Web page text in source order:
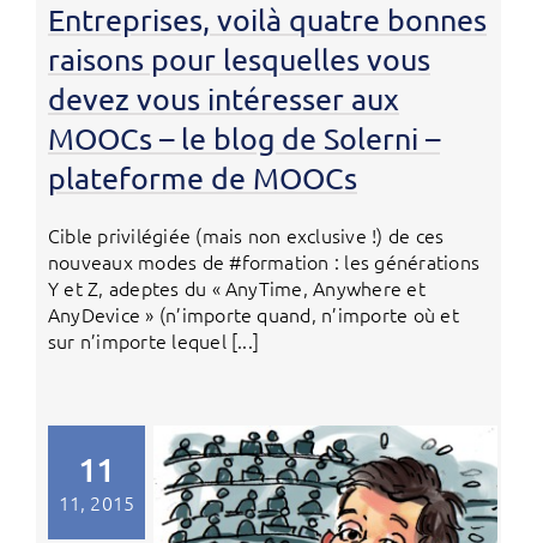
Entreprises, voilà quatre bonnes
raisons pour lesquelles vous
devez vous intéresser aux
MOOCs – le blog de Solerni –
plateforme de MOOCs
Cible privilégiée (mais non exclusive !) de ces
nouveaux modes de #formation : les générations
Y et Z, adeptes du « AnyTime, Anywhere et
AnyDevice » (n’importe quand, n’importe où et
sur n’importe lequel [...]
11
11, 2015